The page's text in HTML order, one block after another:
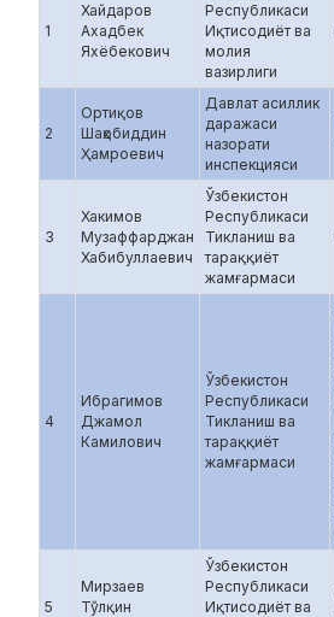
1
Хайдаров
Ахадбек
Яхёбекович
Республикаси
Иқтисодиёт ва
молия
вазирлиги
2
Ортиқов
Шаҳобиддин
Ҳамроевич
Давлат асиллик
даражаси
назорати
инспекцияси
3
Хакимов
Музаффарджан
Хабибуллаевич
Ўзбекистон
Республикаси
Тикланиш ва
тараққиёт
жамғармаси
4
Ибрагимов
Джамол
Камилович
Ўзбекистон
Республикаси
Тикланиш ва
тараққиёт
жамғармаси
5
Мирзаев
Тўлқин
Ўзбекистон
Республикаси
Иқтисодиёт ва